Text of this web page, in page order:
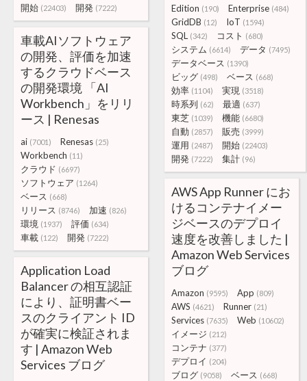
開始 (22403) 開発 (7222) Edition (190) Enterprise (484)
GridDB (12) IoT (1594)
SQL (342) コスト (680)
システム (6614) データ (7495)
データベース (1390)
ビッグ (498) ベース (668)
効率 (1104) 実現 (3518)
時系列 (62) 最適 (637)
東芝 (1039) 機能 (6680)
自動 (2857) 販売 (3999)
運用 (2487) 開始 (22403)
開発 (7222) 集計 (96)
車載AIソフトウェア
の開発、評価を加速
するクラウドベース
の開発環境 「AI
Workbench」をリリ
ース | Renesas
ai (7001) Renesas (25)
Workbench (11)
クラウド (6697)
ソフトウェア (1264)
ベース (668)
リリース (8746) 加速 (826)
環境 (1937) 評価 (634)
車載 (122) 開発 (7222)
AWS App Runner にお
けるコンテナイメー
ジベースのデプロイ
速度を改善しました |
Amazon Web Services
ブログ
Amazon (9595) App (809)
AWS (4621) Runner (21)
Services (7635) Web (10602)
イメージ (212)
コンテナ (377)
デプロイ (204)
ブログ (9058) ベース (668)
Application Load
Balancer の相互認証
により、証明書ベー
スのクライアント ID
が確実に検証されま
す | Amazon Web
Services ブログ